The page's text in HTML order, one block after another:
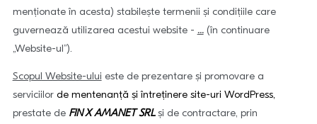
menţionate în acesta) stabileşte termenii şi condiţiile care
guvernează utilizarea acestui website - ...(în continuare
„Website-ul’’).
Scopul Website-ului este de prezentare și promovare a
serviciilor de mentenanță și întreținere site-uri WordPress,
prestate de FIN X AMANET SRL şi de contractare, prin